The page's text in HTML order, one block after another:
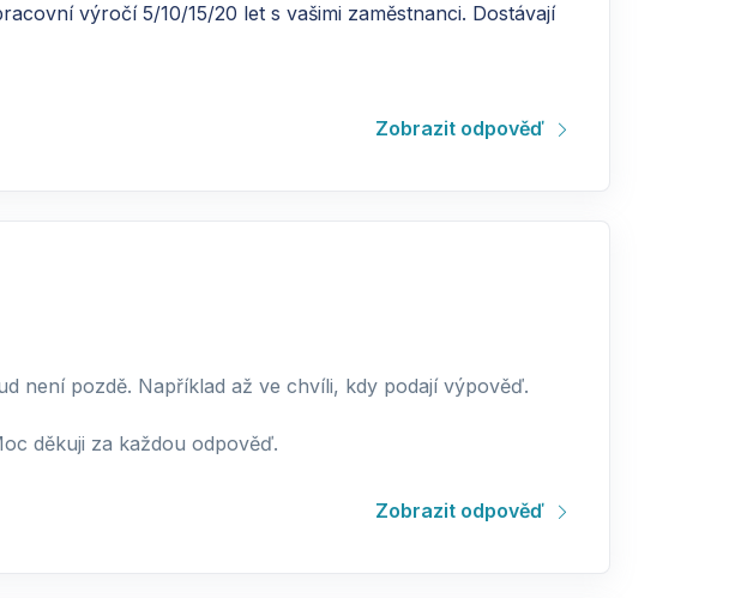
výročí 5/10/15/20 let s vašimi zaměstnanci. Dostávají
Zobrazit odpověď
není pozdě. Například až ve chvíli, kdy podají výpověď.
děkuji za každou odpověď.
Zobrazit odpověď